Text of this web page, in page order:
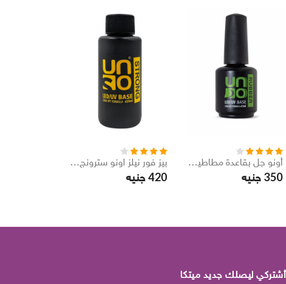
أونو جل بقاعدة مطاطية بالأشعة فوق البنفسجية 15 مل
350 جنيه
بيز فور نيلز اونو سترونج بيز 15 مل
420جنيه
أشتركي ليصلك جديد ميتكا